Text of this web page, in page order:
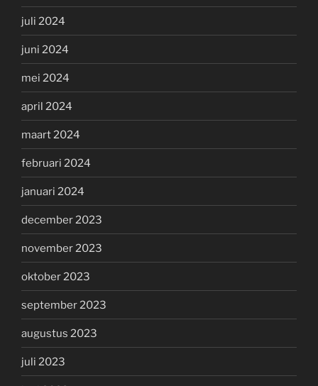
juli 2024
juni 2024
mei 2024
april 2024
maart 2024
februari 2024
januari 2024
december 2023
november 2023
oktober 2023
september 2023
augustus 2023
juli 2023